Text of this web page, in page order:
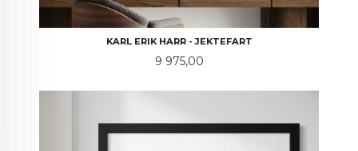
KARL ERIK HARR - JEKTEFART
Pris
9 975,00